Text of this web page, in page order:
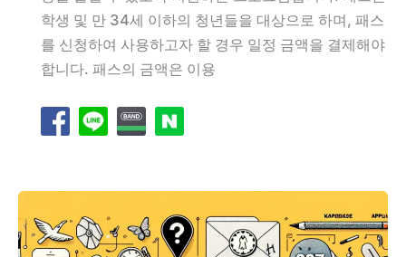
학생 및 만 34세 이하의 청년들을 대상으로 하며, 패스
를 신청하여 사용하고자 할 경우 일정 금액을 결제해야
합니다. 패스의 금액은 이용